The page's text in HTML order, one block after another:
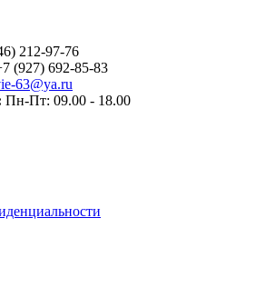
212-97-76
(927) 692-85-83
63@ya.ru
Пн-Пт: 09.00 - 18.00